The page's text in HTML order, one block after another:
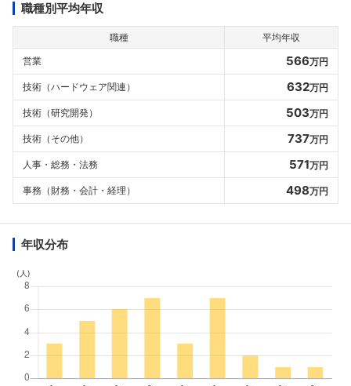
職種別平均年収
職種
平均年収
営業
566万円
技術（ハードウェア関連） 632万円
技術（研究開発） 503万円
技術（その他） 737万円
人事・総務・法務 571万円
事務（財務・会計・経理） 498万円
年収分布
(人)